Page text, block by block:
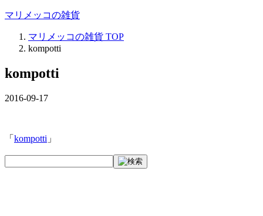
マリメッコの雑貨
マリメッコの雑貨 TOP
kompotti
kompotti
2016-09-17
「 kompotti 」